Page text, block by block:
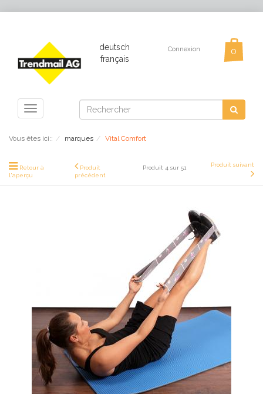
deutsch
français
Connexion
Toggle
navigation
Vous êtes ici:: marques Vital Comfort
Retour à
l'aperçu
Produit
précédent
Produit 4 sur 51 Produit suivant